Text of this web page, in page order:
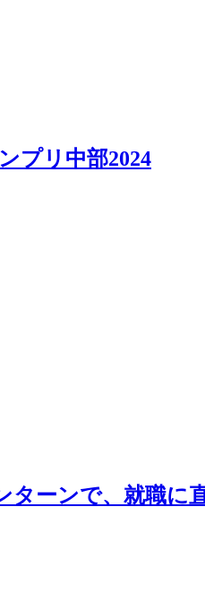
プリ中部2024
ーンで、就職に